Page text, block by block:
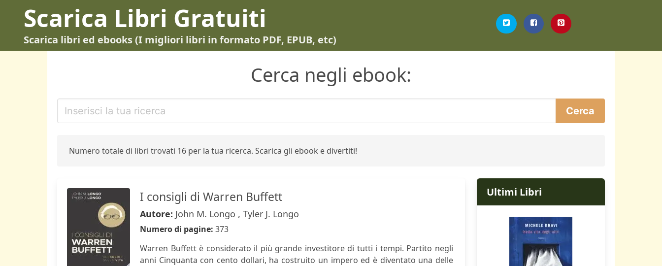
Scarica Libri Gratuiti
Scarica libri ed ebooks (I migliori libri in formato PDF, EPUB, etc)
Cerca negli ebook:
Numero totale di libri trovati 16 per la tua ricerca. Scarica gli ebook e divertiti!
I consigli di Warren Buffett
Autore: John M. Longo , Tyler J. Longo
Numero di pagine: 373
Warren Buffett è considerato il più grande investitore di tutti i tempi. Partito negli
anni Cinquanta con cento dollari, ha costruito un impero ed è diventato una delle
Ultimi Libri